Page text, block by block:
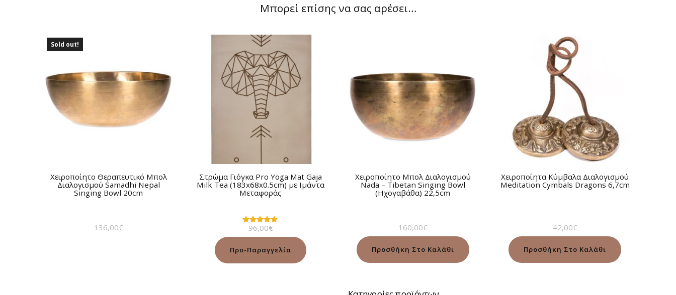
Μπορεί επίσης να σας αρέσει…
Sold out!
Χειροποίητο Θεραπευτικό Μπολ
Διαλογισμού Samadhi Nepal
Singing Bowl 20cm
136,00€
Στρώμα Γιόγκα Pro Yoga Mat Gaja
Milk Tea (183x68x0.5cm) με Ιμάντα
Μεταφοράς
Βαθμολογήθηκε
από 5
96,00€
Προ-Παραγγελία
Χειροποίητο Μπολ Διαλογισμού
Νada – Tibetan Singing Bowl
(Ηχογαβάθα) 22,5cm
160,00€
Προσθήκη Στο Καλάθι
Χειροποίητα Κύμβαλα Διαλογισμού
Meditation Cymbals Dragons 6,7cm
42,00€
Προσθήκη Στο Καλάθι